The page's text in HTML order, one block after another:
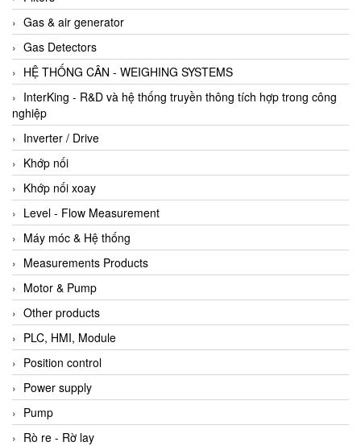
Gas & air generator
Gas Detectors
HỆ THỐNG CÂN - WEIGHING SYSTEMS
InterKing - R&D và hệ thống truyền thông tích hợp trong công
nghiệp
Inverter / Drive
Khớp nối
Khớp nối xoay
Level - Flow Measurement
Máy móc & Hệ thống
Measurements Products
Motor & Pump
Other products
PLC, HMI, Module
Position control
Power supply
Pump
Rò re - Rờ lay